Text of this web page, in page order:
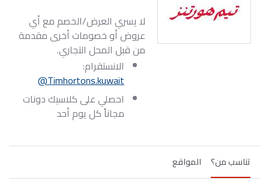
لا يسري العرض/الخصم مع أي
عروض أو خصومات أخرى مقدمة
من قبل المحل التجاري.
الانستقرام:
Timhortons.kuwait@
احصلي على كلاسيك دونات
مجاناً كل يوم أحد
تناسب من؟ المواقع